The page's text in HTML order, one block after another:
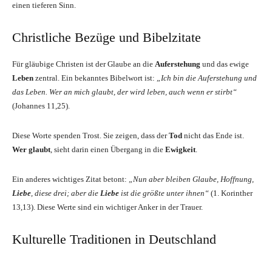
einen tieferen Sinn.
Christliche Bezüge und Bibelzitate
Für gläubige Christen ist der Glaube an die Auferstehung und das ewige
Leben zentral. Ein bekanntes Bibelwort ist: „Ich bin die Auferstehung und
das Leben. Wer an mich glaubt, der wird leben, auch wenn er stirbt“
(Johannes 11,25).
Diese Worte spenden Trost. Sie zeigen, dass derTod nicht das Ende ist.
Wer glaubt, sieht darin einen Übergang in die Ewigkeit.
Ein anderes wichtiges Zitat betont: „Nun aber bleiben Glaube, Hoffnung,
Liebe, diese drei; aber die Liebe ist die größte unter ihnen“ (1. Korinther
13,13). Diese Werte sind ein wichtiger Anker in der Trauer.
Kulturelle Traditionen in Deutschland